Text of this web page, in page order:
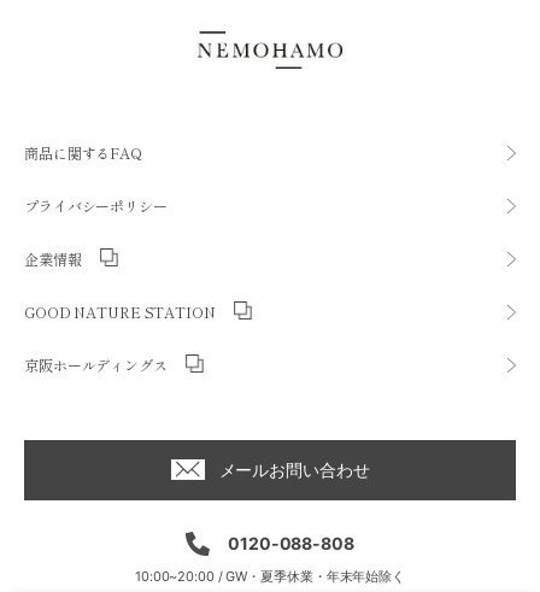
商品に関するFAQ
プライバシーポリシー
企業情報
GOOD NATURE STATION
京阪ホールディングス
メールお問い合わせ
0120-088-808
10:00~20:00 / GW・夏季休業・年末年始除く